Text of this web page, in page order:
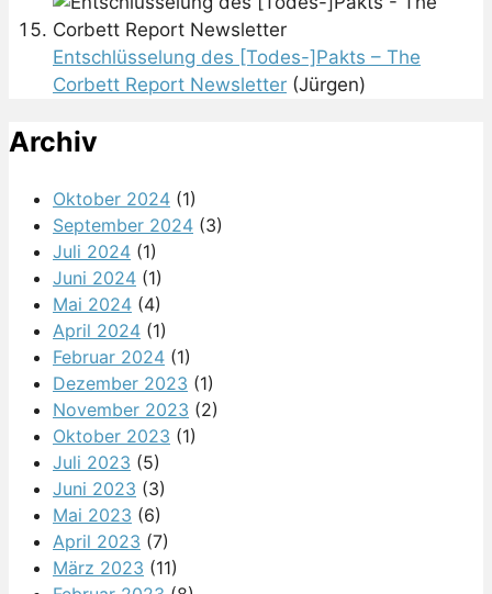
Entschlüsselung des [Todes-]Pakts – The
Corbett Report Newsletter (Jürgen)
Archiv
Oktober 2024 (1)
September 2024 (3)
Juli 2024 (1)
Juni 2024 (1)
Mai 2024 (4)
April 2024 (1)
Februar 2024 (1)
Dezember 2023 (1)
November 2023 (2)
Oktober 2023 (1)
Juli 2023 (5)
Juni 2023 (3)
Mai 2023 (6)
April 2023 (7)
März 2023 (11)